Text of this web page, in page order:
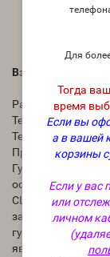
Для
Тогда
время
Если вы
а в вашей
корзины
Если у вас
или
личном
Ощущение
Улучшение
Взаимодействие:
Растворим в воде
Теряет вязкость
Теряет вязкость
Превращается в
Гуар – это
особую
США. Главное
загустителем
гуар – это
является